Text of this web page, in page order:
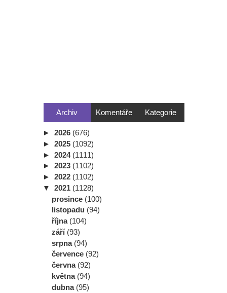
Archiv Komentáře Kategorie
► 2026 (676)
► 2025 (1092)
► 2024 (1111)
► 2023 (1102)
► 2022 (1102)
▼ 2021 (1128)
prosince (100)
listopadu (94)
října (104)
září (93)
srpna (94)
července (92)
června (92)
května (94)
dubna (95)